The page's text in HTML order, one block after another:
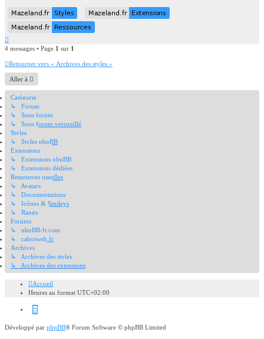
Mazeland.fr
Mazeland.fr Styles
Styles Mazeland.fr
Mazeland.fr Extensions
Extensions
Mazeland.fr
Mazeland.fr Ressources
Ressources
4 messages • Page 1 sur 1
Retourner vers « Archives des styles »
Aller à
Catégorie
↳ Forum
↳ Sous forum
↳ Sous forum verrouillé
Styles
↳ Styles phpBB
Extensions
↳ Extensions phpBB
↳ Extensions dédiées
Ressources usuelles
↳ Avatars
↳ Documentations
↳ Icônes & Smileys
↳ Rangs
Forums
↳ phpBB-fr.com
↳ cabotweb.fr
Archives
↳ Archives des styles
↳ Archives des extensions
Accueil
Heures au format UTC+02:00
Github
Développé par phpBB® Forum Software © phpBB Limited